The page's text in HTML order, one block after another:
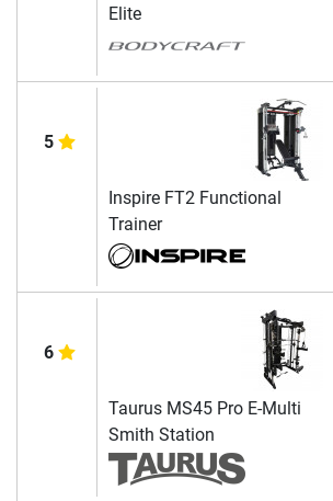
Elite
5
Inspire FT2 Functional
Trainer
6
Taurus MS45 Pro E-Multi
Smith Station